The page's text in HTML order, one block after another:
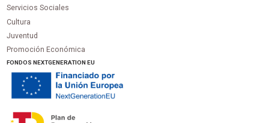
Servicios Sociales
Cultura
Juventud
Promoción Económica
FONDOS NEXTGENERATION EU